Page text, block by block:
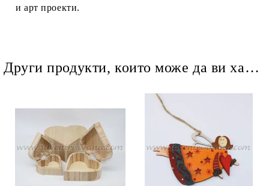
и арт проекти.
Други продукти, които може да ви харесат